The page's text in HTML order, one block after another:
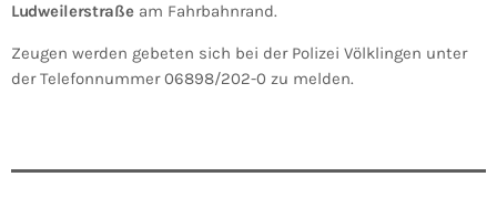
Ludweilerstraßeam Fahrbahnrand.
Zeugen werden gebeten sich bei der Polizei Völklingen unter
der Telefonnummer 06898/202-0 zu melden.